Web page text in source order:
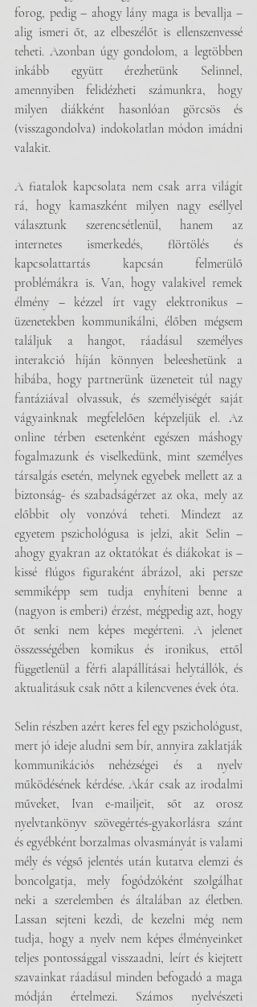
forog, pedig – ahogy lány maga is bevallja –
alig ismeri őt, az elbeszélőt is ellenszenvessé
teheti. Azonban úgy gondolom, a legtöbben
inkább együtt érezhetünk Selinnel,
amennyiben felidézheti számunkra, hogy
milyen diákként hasonlóan görcsös és
(visszagondolva) indokolatlan módon imádni
valakit.
A fiatalok kapcsolata nem csak arra világít
rá, hogy kamaszként milyen nagy eséllyel
választunk szerencsétlenül, hanem az
internetes ismerkedés, flörtölés és
kapcsolattartás kapcsán felmerülő
problémákra is. Van, hogy valakivel remek
élmény – kézzel írt vagy elektronikus –
üzenetekben kommunikálni, élőben mégsem
találjuk a hangot, ráadásul személyes
interakció híján könnyen beleeshetünk a
hibába, hogy partnerünk üzeneteit túl nagy
fantáziával olvassuk, és személyiségét saját
vágyainknak megfelelően képzeljük el. Az
online térben esetenként egészen máshogy
fogalmazunk és viselkedünk, mint személyes
társalgás esetén, melynek egyebek mellett az a
biztonság- és szabadságérzet az oka, mely az
előbbit oly vonzóvá teheti. Mindezt az
egyetem pszichológusa is jelzi, akit Selin –
ahogy gyakran az oktatókat és diákokat is –
kissé flúgos figuraként ábrázol, aki persze
semmiképp sem tudja enyhíteni benne a
(nagyon is emberi) érzést, mégpedig azt, hogy
őt senki nem képes megérteni. A jelenet
összességében komikus és ironikus, ettől
függetlenül a férfi alapállításai helytállók, és
aktualitásuk csak nőtt a kilencvenes évek óta.
Selin részben azért keres fel egy pszichológust,
mert jó ideje aludni sem bír, annyira zaklatják
kommunikációs nehézségei és a nyelv
működésének kérdése. Akár csak az irodalmi
műveket, Ivan e-mailjeit, sőt az orosz
nyelvtankönyv szövegértés-gyakorlásra szánt
és egyébként borzalmas olvasmányát is valami
mély és végső jelentés után kutatva elemzi és
boncolgatja, mely fogódzóként szolgálhat
neki a szerelemben és általában az életben.
Lassan sejteni kezdi, de kezelni még nem
tudja, hogy a nyelv nem képes élményeinket
teljes pontossággal visszaadni, leírt és kiejtett
szavainkat ráadásul minden befogadó a maga
módján értelmezi. Számos nyelvészeti